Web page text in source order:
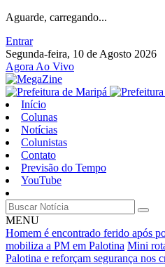
Aguarde, carregando...
Entrar
Segunda-feira, 10 de Agosto 2026
Agora Ao Vivo
Início
Colunas
Notícias
Colunistas
Contato
Previsão do Tempo
YouTube
MENU
Homem é encontrado ferido após
mobiliza a PM em Palotina Mini
Palotina e reforçam segurança nos